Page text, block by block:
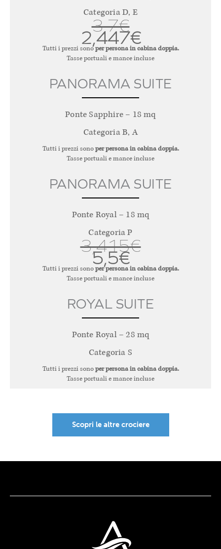
Categoria D, E
3,7€
2,447€
Tutti i prezzi sonoper persona in cabina doppia.
Tasse portuali e mance incluse
PANORAMA SUITE
Ponte Sapphire – 18 mq
Categoria B, A
Tutti i prezzi sonoper persona in cabina doppia.
Tasse portuali e mance incluse
PANORAMA SUITE
Ponte Royal – 18 mq
Categoria P
3,415€
5,5€
Tutti i prezzi sonoper persona in cabina doppia.
Tasse portuali e mance incluse
ROYAL SUITE
Ponte Royal – 28 mq
Categoria S
Tutti i prezzi sonoper persona in cabina doppia.
Tasse portuali e mance incluse
Scopri le altre crociere